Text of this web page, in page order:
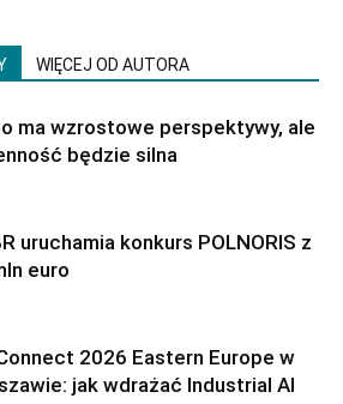
WIĘCEJ OD AUTORA
ma wzrostowe perspektywy, ale
będzie silna
uruchamia konkurs POLNORIS z
euro
2026 Eastern Europe w
jak wdrażać Industrial AI